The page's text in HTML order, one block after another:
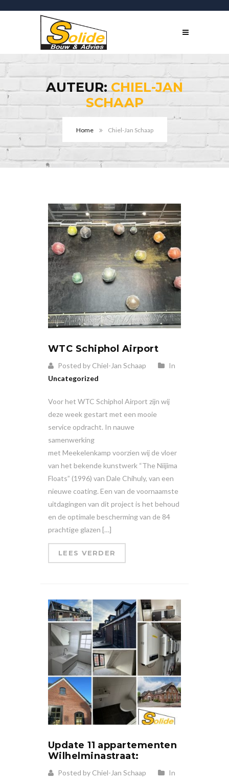
AUTEUR:CHIEL-JAN
SCHAAP
Home Chiel-Jan Schaap
WTC Schiphol Airport
Posted by Chiel-Jan Schaap
In
Uncategorized
Voor het WTC Schiphol Airport zijn wij
deze week gestart met een mooie
service opdracht. In nauwe
samenwerking
met Meekelenkamp voorzien wij de vloer
van het bekende kunstwerk “The Niijima
Floats” (1996) van Dale Chihuly, van een
nieuwe coating. Een van de voornaamste
uitdagingen van dit project is het behoud
en de optimale bescherming van de 84
prachtige glazen […]
LEES VERDER
Update 11 appartementen
Wilhelminastraat:
Posted by Chiel-Jan Schaap
In